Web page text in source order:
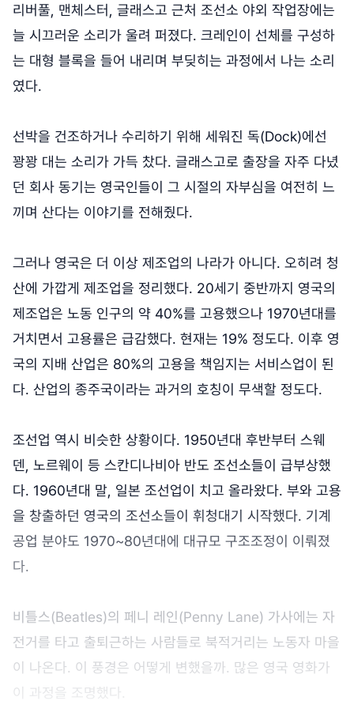
리버풀, 맨체스터, 글래스고 근처 조선소 야외 작업장에는
늘 시끄러운 소리가 울려 퍼졌다. 크레인이 선체를 구성하
는 대형 블록을 들어 내리며 부딪히는 과정에서 나는 소리
였다.
선박을 건조하거나 수리하기 위해 세워진 독(Dock)에선
꽝꽝 대는 소리가 가득 찼다. 글래스고로 출장을 자주 다녔
던 회사 동기는 영국인들이 그 시절의 자부심을 여전히 느
끼며 산다는 이야기를 전해줬다.
그러나 영국은 더 이상 제조업의 나라가 아니다. 오히려 청
산에 가깝게 제조업을 정리했다. 20세기 중반까지 영국의
제조업은 노동 인구의 약 40%를 고용했으나 1970년대를
거치면서 고용률은 급감했다. 현재는 19% 정도다. 이후 영
국의 지배 산업은 80%의 고용을 책임지는 서비스업이 된
다. 산업의 종주국이라는 과거의 호칭이 무색할 정도다.
조선업 역시 비슷한 상황이다. 1950년대 후반부터 스웨
덴, 노르웨이 등 스칸디나비아 반도 조선소들이 급부상했
다. 1960년대 말, 일본 조선업이 치고 올라왔다. 부와 고용
을 창출하던 영국의 조선소들이 휘청대기 시작했다. 기계
공업 분야도 1970~80년대에 대규모 구조조정이 이뤄졌
다.
비틀스(Beatles)의 페니 레인(Penny Lane) 가사에는 자
전거를 타고 출퇴근하는 사람들로 북적거리는 노동자 마을
이 나온다. 이 풍경은 어떻게 변했을까. 많은 영국 영화가
이 과정을 조명했다.